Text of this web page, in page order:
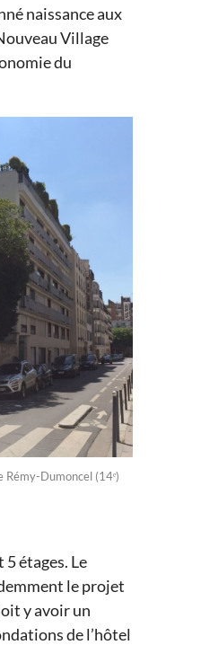
naissance aux
Village
du
Rémy-Dumoncel (14ᵉ)
étages. Le
le projet
y avoir un
de l’hôtel